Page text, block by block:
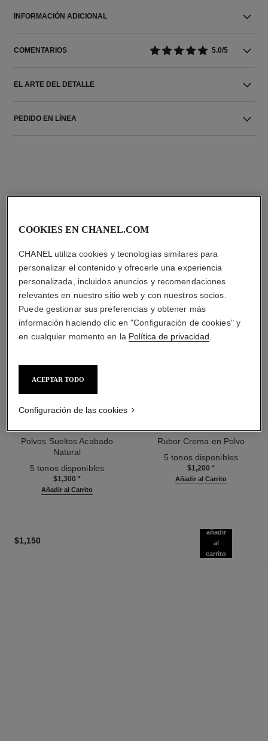
INFORMACIÓN ADICIONAL
COMENTARIOS 5.0/5
EL ARTE DEL DETALLE
PEDIDO EN LÍNEA
LA COMBINACIÓN PERFECTA
Polvos Sueltos Acabado
Natural
5 tonos disponibles
$1,300 *
Añadir al Carrito
Rubor Crema en Polvo
5 tonos disponibles
$1,200 *
Añadir al Carrito
$1,150
añadir
al
carrito
COOKIES EN CHANEL.COM
CHANEL utiliza cookies y tecnologías similares para
personalizar el contenido y ofrecerle una experiencia
personalizada, incluidos anuncios y recomendaciones
relevantes en nuestro sitio web y con nuestros socios.
Puede gestionar sus preferencias y obtener más
información haciendo clic en "Configuración de cookies" y
en cualquier momento en la Política de privacidad
ACEPTAR TODO
Configuración de las cookies